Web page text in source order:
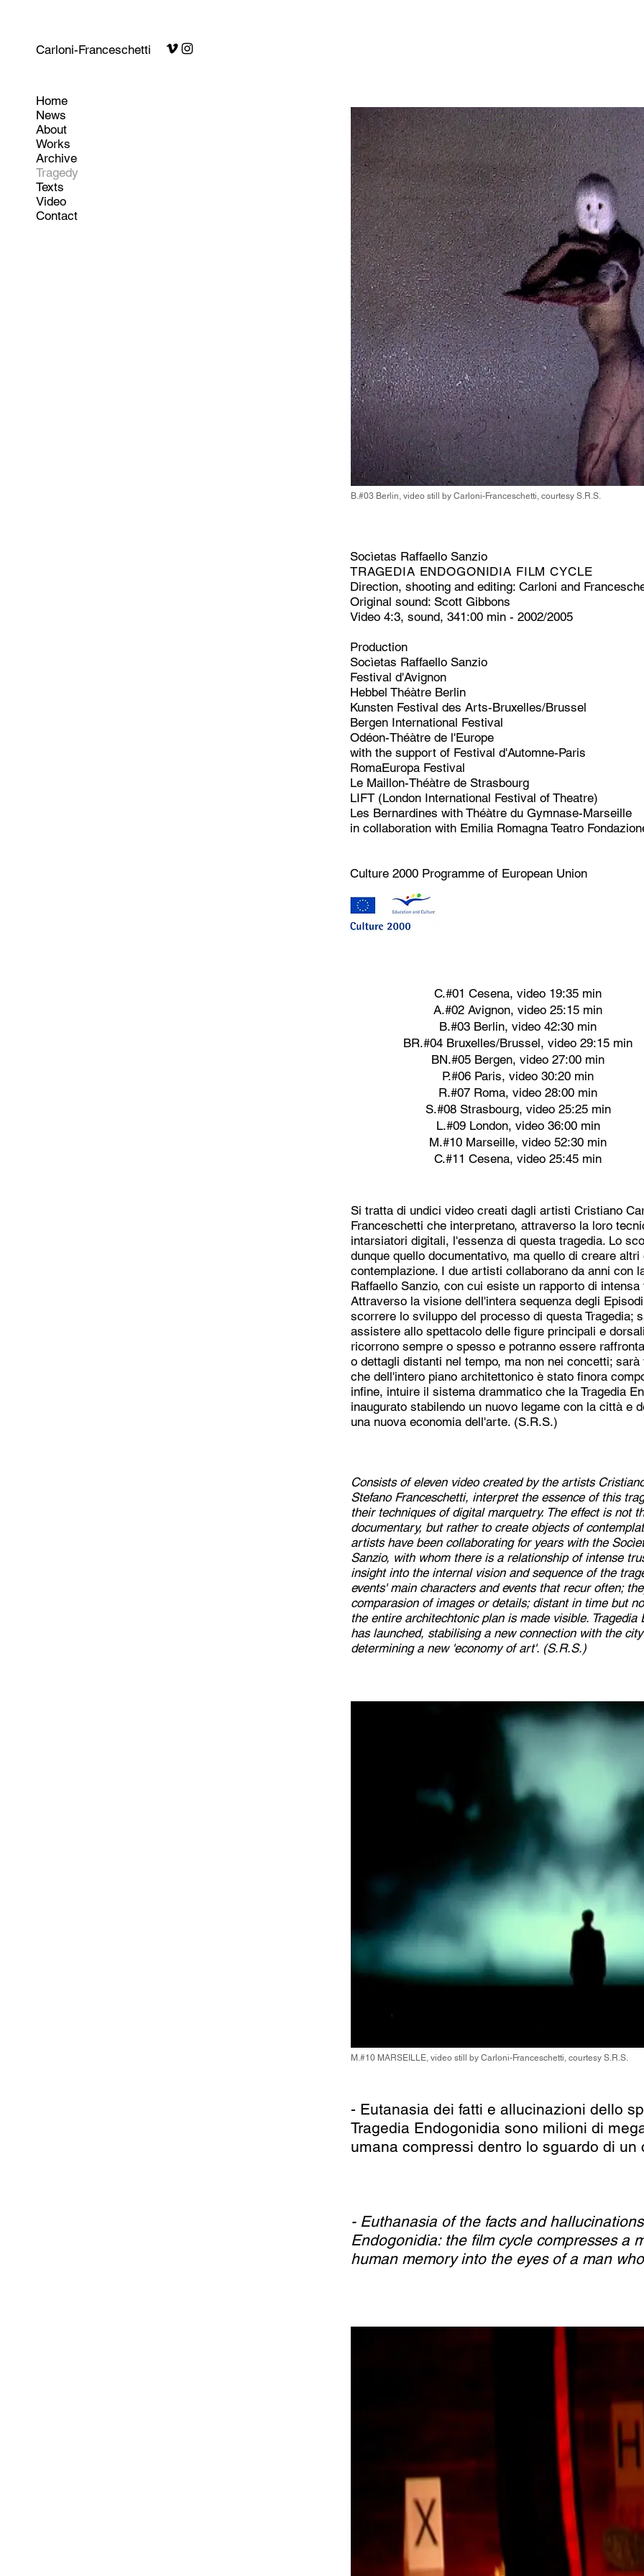
Carloni-Franceschetti
Home
News
About
Works
Archive
Tragedy
Texts
Video
Contact
B.#03 Berlin, video still by Carloni-Franceschetti, courtesy S.R.S.
Socìetas Raffaello Sanzio
TRAGEDIA ENDOGONIDIA FILM CYCLE
Direction, shooting and editing: Carloni and
Original sound: Scott Gibbons
Video 4:3, sound, 341:00 min - 2002/2005
Production
Socìetas Raffaello Sanzio
Festival d'Avignon
Hebbel Théàtre Berlin
Kunsten Festival des Arts-Bruxelles/Brussel
Bergen International Festival
Odéon-Théàtre de l'Europe
with the support of Festival d'Automne-Paris
RomaEuropa Festival
Le Maillon-Théàtre de Strasbourg
LIFT (London International Festival of Theatre)
Les Bernardines with Théàtre du Gymnase-Marseille
in collaboration with Emilia Romagna Teatro
Culture 2000 Programme of European Union
C.#01 Cesena, video 19:35 min
A.#02 Avignon, video 25:15 min
B.#03 Berlin, video 42:30 min
BR.#04 Bruxelles/Brussel, video 29:15 min
BN.#05 Bergen, video 27:00 min
P.#06 Paris, video 30:20 min
R.#07 Roma, video 28:00 min
S.#08 Strasbourg, video 25:25 min
L.#09 London, video 36:00 min
M.#10 Marseille, video 52:30 min
C.#11 Cesena, video 25:45 min
Si tratta di undici video creati dagli artisti Cristiano
Franceschetti che interpretano, attraverso la loro
intarsiatori digitali, l'essenza di questa tragedia. Lo
dunque quello documentativo, ma quello di creare altri
contemplazione. I due artisti collaborano da anni con
Raffaello Sanzio, con cui esiste un rapporto di intensa
Attraverso la visione dell'intera sequenza degli
scorrere lo sviluppo del processo di questa Tragedia;
assistere allo spettacolo delle figure principali e
ricorrono sempre o spesso e potranno essere
o dettagli distanti nel tempo, ma non nei concetti;
che dell'intero piano architettonico è stato finora
infine, intuire il sistema drammatico che la Tragedia
inaugurato stabilendo un nuovo legame con la città e
una nuova economia dell'arte. (S.R.S.)
Consists of eleven video created by the artists
Stefano Franceschetti, interpret the essence of this
their techniques of digital marquetry. The effect is not
documentary, but rather to create objects of
artists have been collaborating for years with the
Sanzio, with whom there is a relationship of intense
insight into the internal vision and sequence of the
events' main characters and events that recur often;
comparasion of images or details; distant in time but
the entire architechtonic plan is made visible. Tragedia
has launched, stabilising a new connection with the
determining a new 'economy of art'. (S.R.S.)
M.#10 MARSEILLE, video still by Carloni-Franceschetti, courtesy S.R.S.
- Eutanasia dei fatti e allucinazioni dello
Tragedia Endogonidia sono milioni di
umana compressi dentro lo sguardo di un
- Euthanasia of the facts and
Endogonidia: the film cycle compresses a
human memory into the eyes of a man